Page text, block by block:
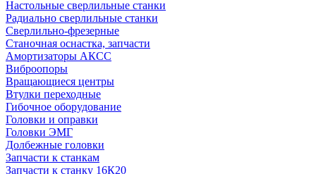
Настольные сверлильные станки
Радиально сверлильные станки
Сверлильно-фрезерные
Станочная оснастка, запчасти
Амортизаторы АКСС
Виброопоры
Вращающиеся центры
Втулки переходные
Гибочное оборудование
Головки и оправки
Головки ЭМГ
Долбежные головки
Запчасти к станкам
Запчасти к станку 16К20